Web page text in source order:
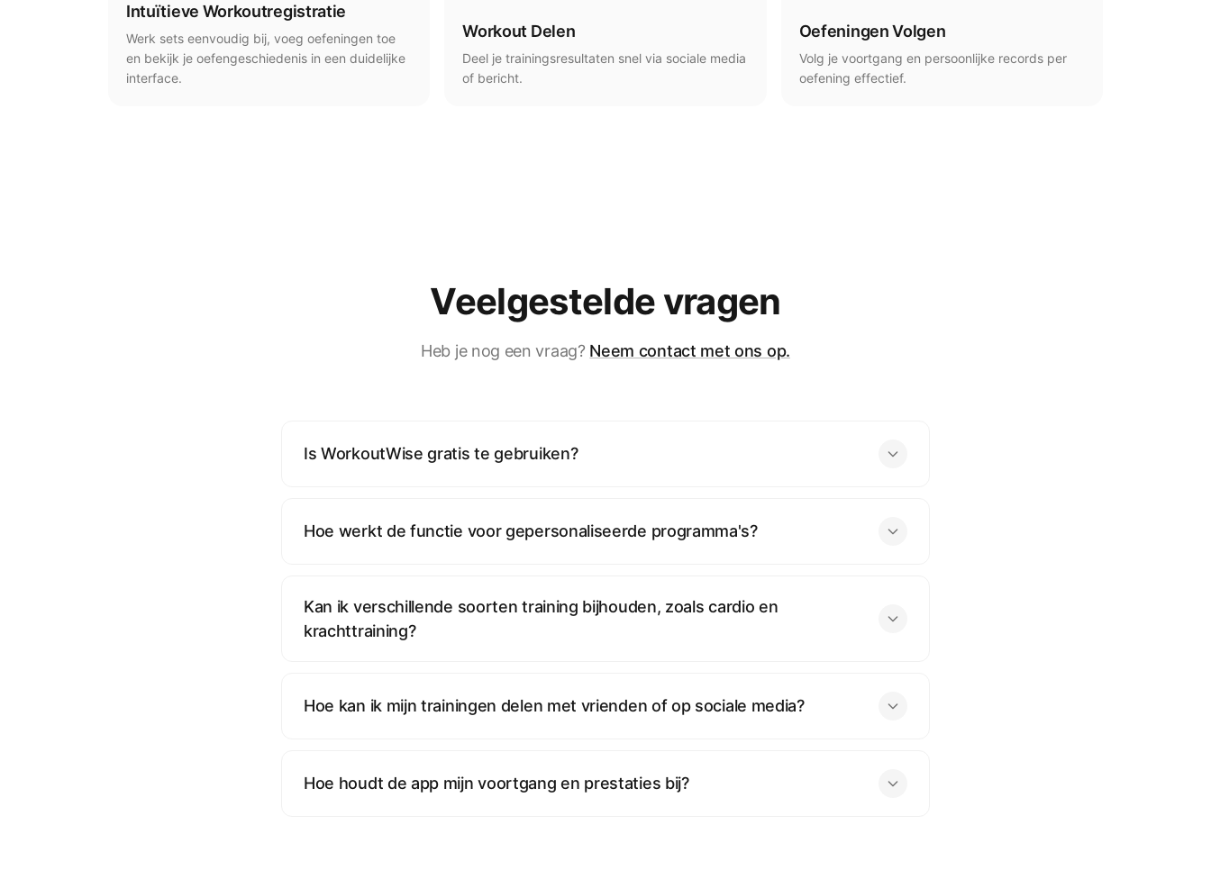
Intuïtieve Workoutregistratie
Werk sets eenvoudig bij, voeg oefeningen toe
en bekijk je oefengeschiedenis in een duidelijke
interface.
Workout Delen
Deel je trainingsresultaten snel via sociale media
of bericht.
Oefeningen Volgen
Volg je voortgang en persoonlijke records per
oefening effectief.
Veelgestelde vragen
Heb je nog een vraag? Neem contact met ons op.
Is WorkoutWise gratis te gebruiken?
Hoe werkt de functie voor gepersonaliseerde programma's?
Kan ik verschillende soorten training bijhouden, zoals cardio en
krachttraining?
Hoe kan ik mijn trainingen delen met vrienden of op sociale media?
Hoe houdt de app mijn voortgang en prestaties bij?